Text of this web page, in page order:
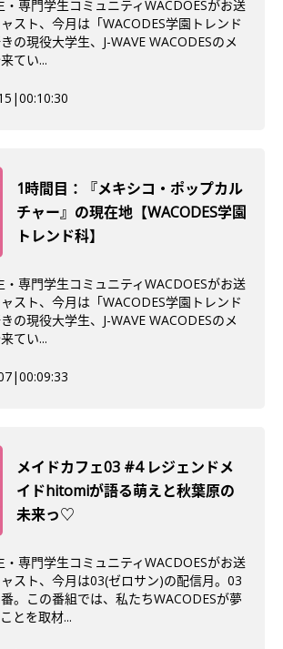
・専門学生コミュニティWACDOESがお送
スト、今月は「WACODES学園トレンド
の現役大学生、J-WAVE WACODESのメ
てい...
|00:10:30
1時間目：『メキシコ・ポップカル
チャー』の現在地【WACODES学園
トレンド科】
・専門学生コミュニティWACDOESがお送
スト、今月は「WACODES学園トレンド
の現役大学生、J-WAVE WACODESのメ
てい...
|00:09:33
メイドカフェ03 #4 レジェンドメ
イドhitomiが語る萌えと秋葉原の
未来っ♡
・専門学生コミュニティWACDOESがお送
スト、今月は03(ゼロサン)の配信月。03
。この番組では、私たちWACODESが夢
とを取材...